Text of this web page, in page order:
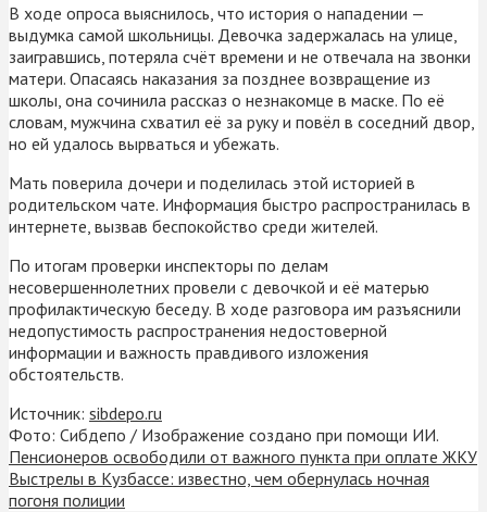
В ходе опроса выяснилось, что история о нападении —
выдумка самой школьницы. Девочка задержалась на улице,
заигравшись, потеряла счёт времени и не отвечала на звонки
матери. Опасаясь наказания за позднее возвращение из
школы, она сочинила рассказ о незнакомце в маске. По её
словам, мужчина схватил её за руку и повёл в соседний двор,
но ей удалось вырваться и убежать.
Мать поверила дочери и поделилась этой историей в
родительском чате. Информация быстро распространилась в
интернете, вызвав беспокойство среди жителей.
По итогам проверки инспекторы по делам
несовершеннолетних провели с девочкой и её матерью
профилактическую беседу. В ходе разговора им разъяснили
недопустимость распространения недостоверной
информации и важность правдивого изложения
обстоятельств.
Источник: sibdepo.ru
Фото: Сибдепо / Изображение создано при помощи ИИ.
Пенсионеров освободили от важного пункта при оплате ЖКУ
Выстрелы в Кузбассе: известно, чем обернулась ночная
погоня полиции